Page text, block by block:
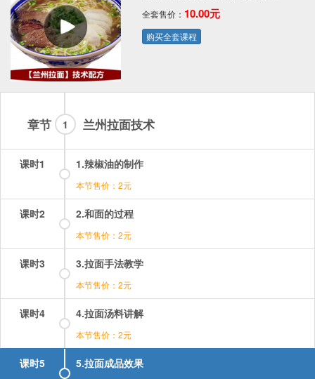
全套售价： 10.00元
购买全套课程
章节 兰州拉面技术
1
课时1 1.辣椒油的制作
本节售价：2元
课时2 2.和面的过程
本节售价：2元
课时3 3.拉面手法教学
本节售价：2元
课时4 4.拉面汤料讲解
本节售价：2元
课时5 5.拉面成品效果